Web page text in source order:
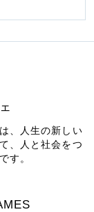
、人生の新しい
、人と社会をつ
す。